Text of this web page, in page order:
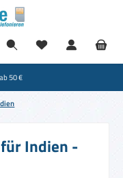
50 €
Indien -